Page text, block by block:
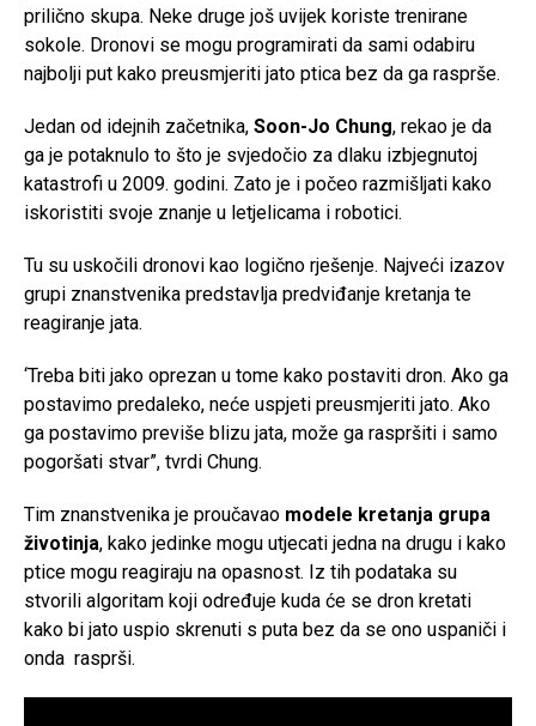
prilično skupa. Neke druge još uvijek koriste trenirane
sokole. Dronovi se mogu programirati da sami odabiru
najbolji put kako preusmjeriti jato ptica bez da ga rasprše.
Jedan od idejnih začetnika, Soon-Jo Chung, rekao je da
ga je potaknulo to što je svjedočio za dlaku izbjegnutoj
katastrofi u 2009. godini. Zato je i počeo razmišljati kako
iskoristiti svoje znanje u letjelicama i robotici.
Tu su uskočili dronovi kao logično rješenje. Najveći izazov
grupi znanstvenika predstavlja predviđanje kretanja te
reagiranje jata.
‘Treba biti jako oprezan u tome kako postaviti dron. Ako ga
postavimo predaleko, neće uspjeti preusmjeriti jato. Ako
ga postavimo previše blizu jata, može ga raspršiti i samo
pogoršati stvar”, tvrdi Chung.
Tim znanstvenika je proučavao modele kretanja grupa
životinja, kako jedinke mogu utjecati jedna na drugu i kako
ptice mogu reagiraju na opasnost. Iz tih podataka su
stvorili algoritam koji određuje kuda će se dron kretati
kako bi jato uspio skrenuti s puta bez da se ono uspaniči i
onda rasprši.